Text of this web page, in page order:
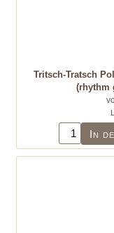
Tritsch-Tratsch
(rhythm
In